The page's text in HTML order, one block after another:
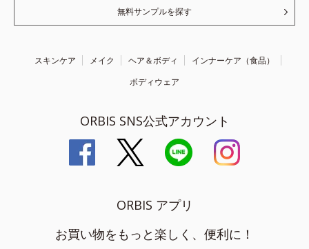
無料サンプルを探す
スキンケア メイク ヘア＆ボディ
インナーケア（食品）
ボディウェア
ORBIS SNS公式アカウント
ORBIS アプリ
お買い物をもっと楽しく、便利に！